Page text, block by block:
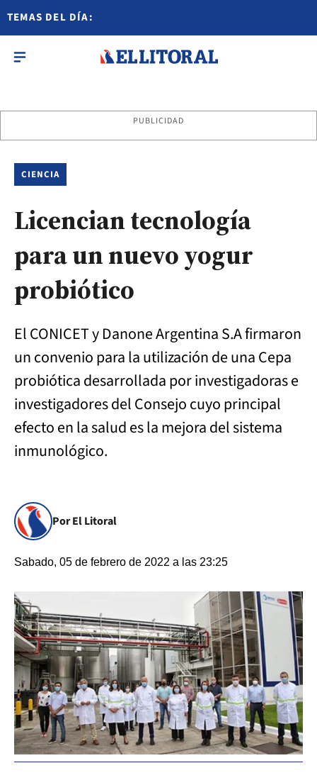
TEMAS DEL DÍA:
PUBLICIDAD
CIENCIA
Licencian tecnología
para un nuevo yogur
probiótico
El CONICET y Danone Argentina S.A firmaron
un convenio para la utilización de una Cepa
probiótica desarrollada por investigadoras e
investigadores del Consejo cuyo principal
efecto en la salud es la mejora del sistema
inmunológico.
Por El Litoral
Sabado, 05 de febrero de 2022 a las 23:25